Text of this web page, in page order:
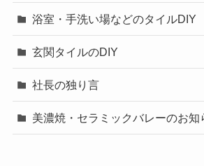
浴室・手洗い場などのタイルDIY
玄関タイルのDIY
社長の独り言
美濃焼・セラミックバレーのお知